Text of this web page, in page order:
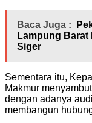
Baca Juga :
Lampung Barat
Siger
Sementara itu,
Makmur
dengan adanya
membangun